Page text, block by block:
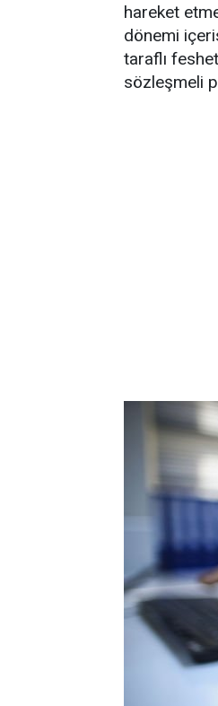
hareket
dönemi
taraflı
sözleşmeli